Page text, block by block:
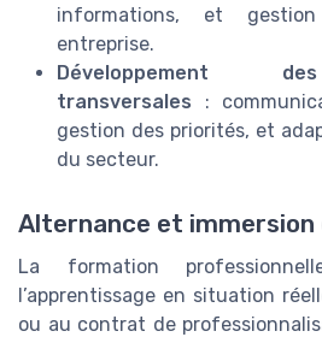
informations, et
entreprise.
Développement
transversales :
gestion des priorités, et
du secteur.
Alternance et immersion
La formation
l’apprentissage en situation
ou au contrat de